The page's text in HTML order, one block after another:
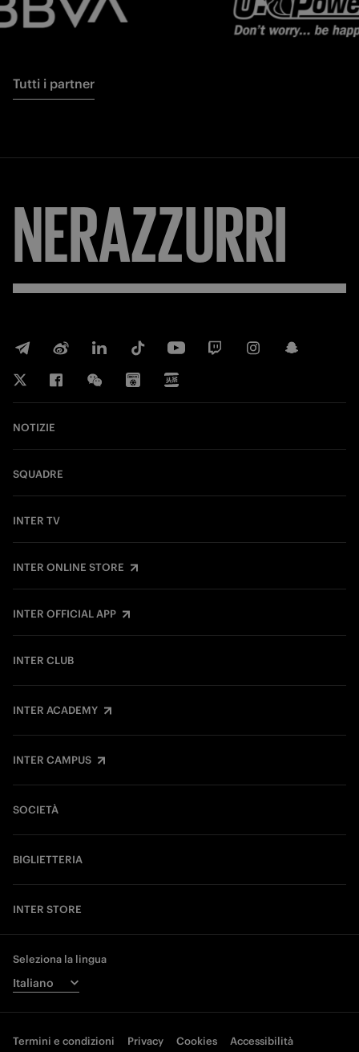
Tutti i partner
NERAZZURRI
NOTIZIE
SQUADRE
INTER TV
INTER ONLINE STORE
INTER OFFICIAL APP
INTER CLUB
INTER ACADEMY
INTER CAMPUS
SOCIETÀ
BIGLIETTERIA
INTER STORE
Seleziona la lingua
Termini e condizioni Privacy Cookies Accessibilità